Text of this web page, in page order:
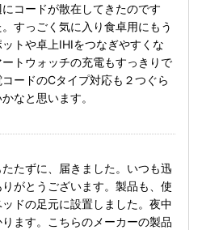
コードが散在してきたのです
すっごく気に入り食卓用にもう
トや卓上IHIをつなぎやすくな
トウォッチの充電もすっきりで
ードのCタイプ対応も２つぐら
なと思います。
たずに、届きました。いつも迅
がとうございます。製品も、使
ドの足元に設置しました。夜中
ます。こちらのメーカーの製品